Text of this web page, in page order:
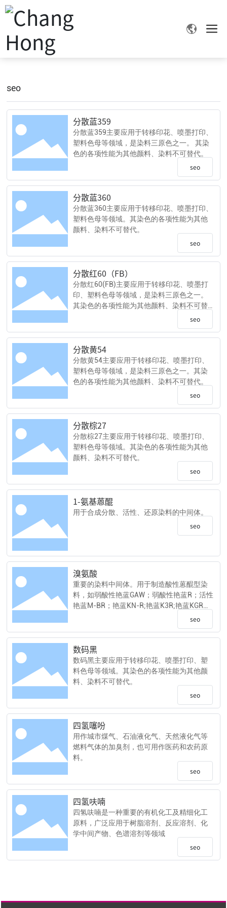
seo
分散蓝359
分散蓝359主要应用于转移印花、喷墨打印、
塑料色母等领域，是染料三原色之一。 其染
色的各项性能为其他颜料、染料不可替代。
seo
分散蓝360
分散蓝360主要应用于转移印花、喷墨打印、
塑料色母等领域。其染色的各项性能为其他
颜料、染料不可替代。
seo
分散红60（FB）
分散红60(FB)主要应用于转移印花、喷墨打
印、塑料色母等领域，是染料三原色之一。
其染色的各项性能为其他颜料、染料不可替
seo
分散黄54
分散黄54主要应用于转移印花、喷墨打印、
塑料色母等领域，是染料三原色之一。其染
色的各项性能为其他颜料、染料不可替代。
seo
分散棕27
分散棕27主要应用于转移印花、喷墨打印、
塑料色母等领域。其染色的各项性能为其他
颜料、染料不可替代。
seo
1-氨基蒽醌
用于合成分散、活性、还原染料的中间体。
seo
溴氨酸
重要的染料中间体。用于制造酸性蒽醌型染
料，如弱酸性艳蓝GAW；弱酸性艳蓝R；活性
艳蓝M-BR；艳蓝KN-R;艳蓝K3R;艳蓝KGR
seo
数码黑
数码黑主要应用于转移印花、喷墨打印、塑
料色母等领域。其染色的各项性能为其他颜
料、染料不可替代。
seo
四氢噻吩
用作城市煤气、石油液化气、天然液化气等
燃料气体的加臭剂，也可用作医药和农药原
料。
seo
四氢呋喃
四氢呋喃是一种重要的有机化工及精细化工
原料，广泛应用于树脂溶剂、反应溶剂、化
学中间产物、色谱溶剂等领域
seo